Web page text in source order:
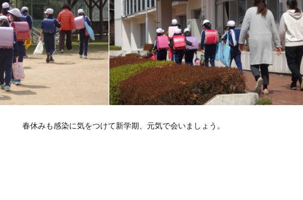
春休みも感染に気をつけて新学期、元気で会いましょう。